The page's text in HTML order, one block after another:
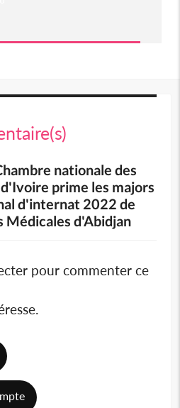
nationale des
prime les majors
d'internat 2022 de
Médicales d'Abidjan
pour commenter ce